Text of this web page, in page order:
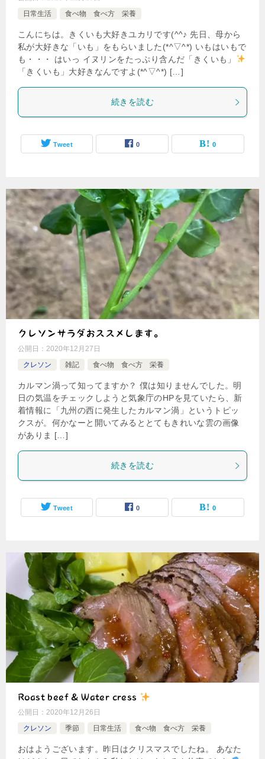
日常生活
食べ物 食べ方 栄養
こんにちは。きくいも大好きユカリです(^^♪ 先日、母から
私が大好きな「いも」をもらいました(*^▽^*) いもはいもで
も・・・ はいっ イヌリンをたっぷり含んだ「きくいも」
「きくいも」大好きなんですよ(*^▽^*) […]
続きを読む
Tweet 0 0
クレソンサラダおススメします。
公開日： 2020年12月27日
クレソン
雑記 食べ物 食べ方 栄養
カルマン渦って知ってますか？ 僕は知りませんでした。明
日の気温をチェックしようと気象庁のHPを見ていたら、新
着情報に「九州の西に発生したカルマン渦」というトピッ
クスが。何かなーと開いてみるととてもきれいな雲の画像
がありま […]
続きを読む
Tweet 0 0
Roast beef & Water cress
公開日： 2020年12月26日
クレソン
季節 日常生活 食べ物 食べ方 栄養
おはようございます。昨日はクリスマスでしたね。 あなた